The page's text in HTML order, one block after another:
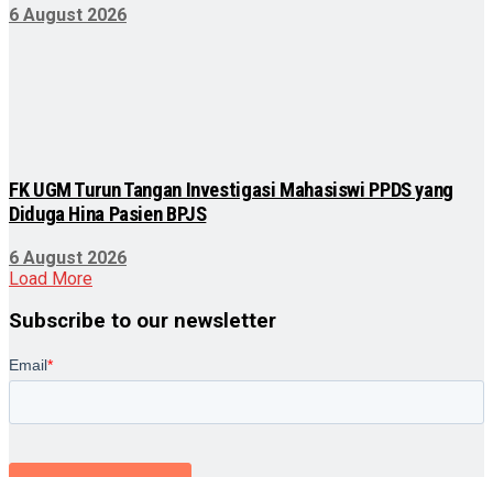
6 August 2026
FK UGM Turun Tangan Investigasi Mahasiswi PPDS yang
Diduga Hina Pasien BPJS
6 August 2026
Load More
Subscribe to our newsletter